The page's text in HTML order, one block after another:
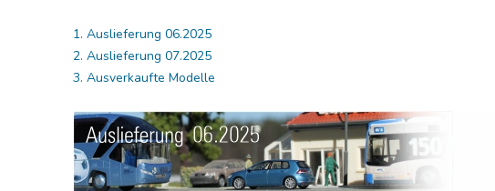
Fabrikverkauf
1. Auslieferung 06.2025
2. Auslieferung 07.2025
3. Ausverkaufte Modelle